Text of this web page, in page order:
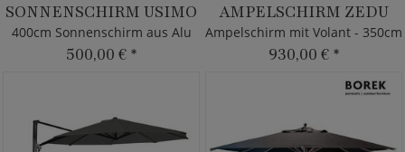
SONNENSCHIRM USIMO
400cm Sonnenschirm aus Alu
500,00 € *
AMPELSCHIRM ZEDU
Ampelschirm mit Volant - 350cm
930,00 € *